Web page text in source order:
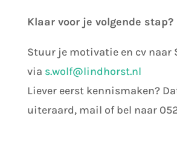
Klaar voor je volgende stap?
Stuur je motivatie en cv naar
via s.wolf@lindhorst.nl
Liever eerst kennismaken?
uiteraard, mail of bel naar